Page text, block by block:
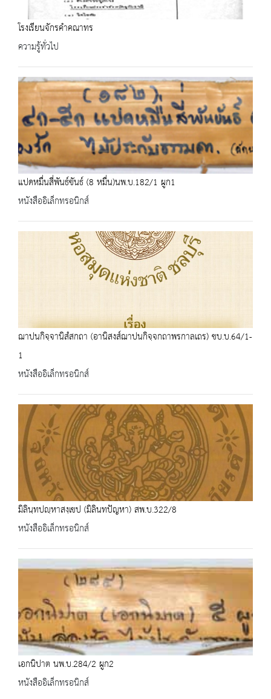
โรงเรียนจักรคำคณาทร
ความรู้ทั่วไป
แปดหมื่นสี่พันธ์ขันธ์ (8 หมื่น)นพ.บ.182/1 ผูก1
หนังสืออิเล็กทรอนิกส์
ฌาปนกิจฺจานิสํสกถา (อานิสงส์ฌาปนกิจฺจกถาพรกาลเถร) ชบ.บ.64/1-
1
หนังสืออิเล็กทรอนิกส์
มิลินฺทปญฺหาสงฺเขป (มิลินทปัญหา) สพ.บ.322/8
หนังสืออิเล็กทรอนิกส์
เอกนิปาต นพ.บ.284/2 ผูก2
หนังสืออิเล็กทรอนิกส์